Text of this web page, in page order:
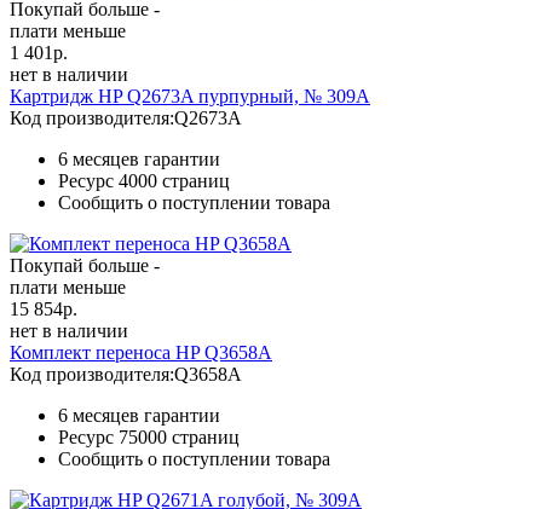
Покупай больше -
плати меньше
1 401р.
нет в наличии
Картридж HP Q2673A пурпурный, № 309A
Код производителя:Q2673A
6 месяцев гарантии
Ресурс 4000 страниц
Сообщить о поступлении товара
Покупай больше -
плати меньше
15 854р.
нет в наличии
Комплект переноса HP Q3658A
Код производителя:Q3658A
6 месяцев гарантии
Ресурс 75000 страниц
Сообщить о поступлении товара